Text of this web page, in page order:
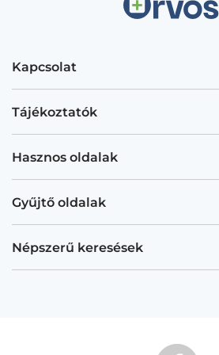
Kapcsolat
Tájékoztatók
Hasznos oldalak
Gyűjtő oldalak
Népszerű keresések